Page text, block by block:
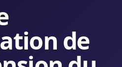
de